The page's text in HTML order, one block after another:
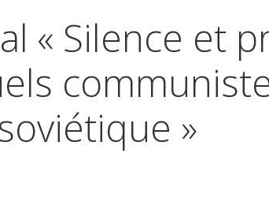
« Silence et
»